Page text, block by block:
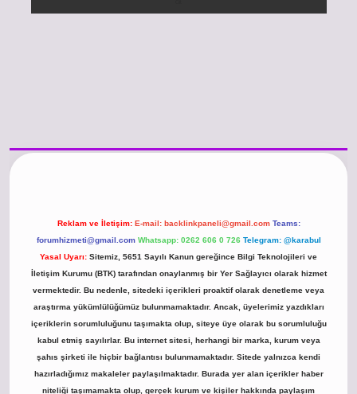
Reklam ve İletişim: E-mail: backlinkpaneli@gmail.com Teams:
forumhizmeti@gmail.com Whatsapp: 0262 606 0 726 Telegram: @karabul
Yasal Uyarı: Sitemiz, 5651 Sayılı Kanun gereğince Bilgi Teknolojileri ve
İletişim Kurumu (BTK) tarafından onaylanmış bir Yer Sağlayıcı olarak hizmet
vermektedir. Bu nedenle, sitedeki içerikleri proaktif olarak denetleme veya
araştırma yükümlülüğümüz bulunmamaktadır. Ancak, üyelerimiz yazdıkları
içeriklerin sorumluluğunu taşımakta olup, siteye üye olarak bu sorumluluğu
kabul etmiş sayılırlar. Bu internet sitesi, herhangi bir marka, kurum veya
şahıs şirketi ile hiçbir bağlantısı bulunmamaktadır. Sitede yalnızca kendi
hazırladığımız makaleler paylaşılmaktadır. Burada yer alan içerikler haber
niteliği taşımamakta olup, gerçek kurum ve kişiler hakkında paylaşım